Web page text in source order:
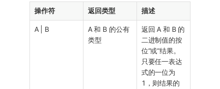
操作符 返回类型 描述
A | B
A 和 B 的公有
类型
返回 A 和 B 的
二进制值的按
位”或”结果。
只要任一表达
式的一位为
1，则结果的